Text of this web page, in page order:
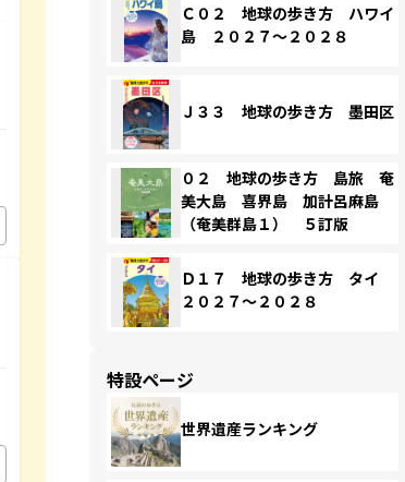
Ｃ０２ 地球の歩き方 ハワイ
島 ２０２７～２０２８
Ｊ３３ 地球の歩き方 墨田区
０２ 地球の歩き方 島旅 奄
美大島 喜界島 加計呂麻島
（奄美群島１） ５訂版
Ｄ１７ 地球の歩き方 タイ
２０２７～２０２８
特設ページ
世界遺産ランキング